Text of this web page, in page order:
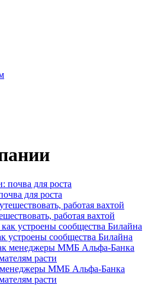
для роста
работая вахтой
устроены сообщества Билайна
ММБ Альфа-Банка
расти